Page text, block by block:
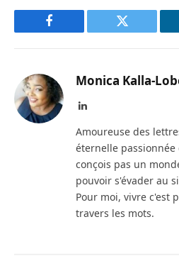
Facebook Twitter
Monica Kalla-
LinkedIn
Amoureuse des
éternelle
conçois pas un
pouvoir s'évader au
Pour moi, vivre c'est
travers les mots.